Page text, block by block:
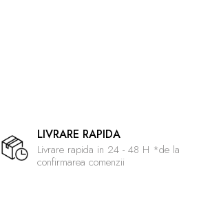
LIVRARE RAPIDA
Livrare rapida in 24 - 48 H *de la
confirmarea comenzii